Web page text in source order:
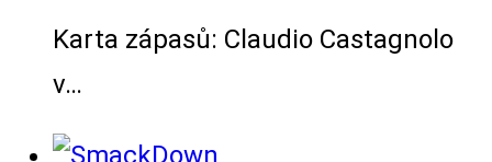
Karta zápasů: Claudio Castagnolo
v…